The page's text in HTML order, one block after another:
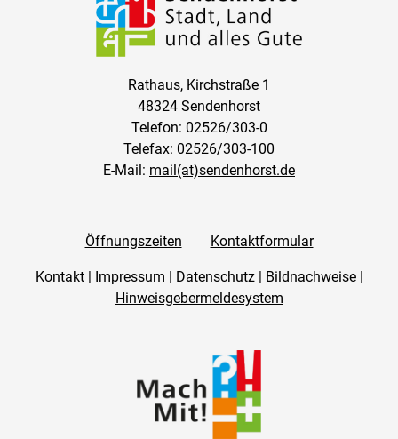
Rathaus, Kirchstraße 1
48324 Sendenhorst
Telefon: 02526/303-0
Telefax: 02526/303-100
E-Mail: mail(at)sendenhorst.de
Öffnungszeiten Kontaktformular
Kontakt | Impressum | Datenschutz| Bildnachweise|
Hinweisgebermeldesystem